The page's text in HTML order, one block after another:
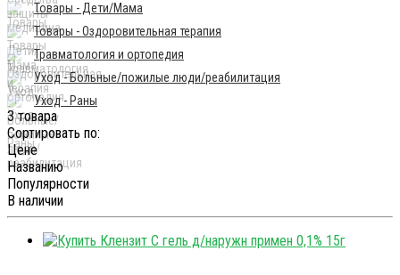
Товары - Дети/Мама
Товары - Оздоровительная терапия
Травматология и ортопедия
Уход - Больные/пожилые люди/реабилитация
Уход - Раны
3 товара
Сортировать по:
Цене
Названию
Популярности
В наличии